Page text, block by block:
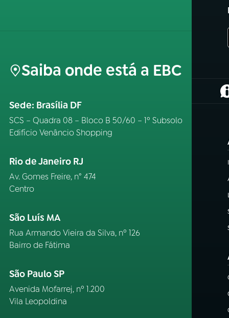
Saiba onde está a EBC
Sede: Brasília DF
SCS – Quadra 08 – Bloco B 50/60 – 1º Subsolo
Edifício Venâncio Shopping
Rio de Janeiro RJ
Av. Gomes Freire, n° 474
Centro
São Luís MA
Rua Armando Vieira da Silva, nº 126
Bairro de Fátima
São Paulo SP
Avenida Mofarrej, nº 1.200
Vila Leopoldina